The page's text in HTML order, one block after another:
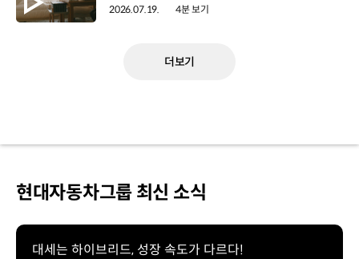
2026.07.19. 4분 보기
더보기
현대자동차그룹 최신 소식
대세는 하이브리드, 성장 속도가 다르다!